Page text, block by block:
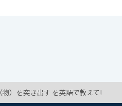
（物）を突き出す を英語で教えて!